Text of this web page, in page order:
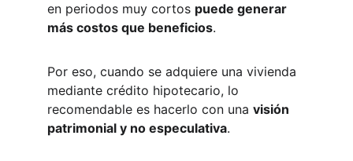
en periodos muy cortos puede generar
más costos que beneficios.
Por eso, cuando se adquiere una vivienda
mediante crédito hipotecario, lo
recomendable es hacerlo con una visión
patrimonial y no especulativa.